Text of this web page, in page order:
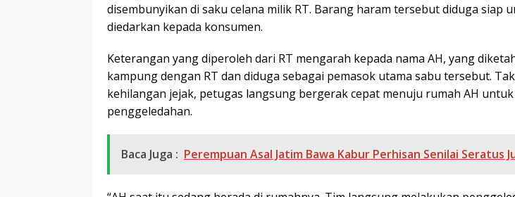
disembunyikan di saku celana milik RT. Barang haram tersebut diduga siap
diedarkan kepada konsumen.
Keterangan yang diperoleh dari RT mengarah kepada nama AH, yang
kampung dengan RT dan diduga sebagai pemasok utama sabu tersebut.
kehilangan jejak, petugas langsung bergerak cepat menuju rumah AH
penggeledahan.
Baca Juga : Perempuan Asal Jatim Bawa Kabur Perhisan Senilai Seratus